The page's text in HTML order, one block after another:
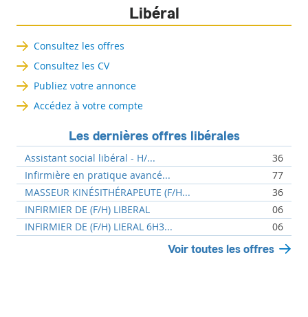
Libéral
Consultez les offres
Consultez les CV
Publiez votre annonce
Accédez à votre compte
Les dernières offres libérales
Assistant social libéral - H/...
36
Infirmière en pratique avancé...
77
MASSEUR KINÉSITHÉRAPEUTE (F/H...
36
INFIRMIER DE (F/H) LIBERAL
06
INFIRMIER DE (F/H) LIERAL 6H3...
06
Voir toutes les offres